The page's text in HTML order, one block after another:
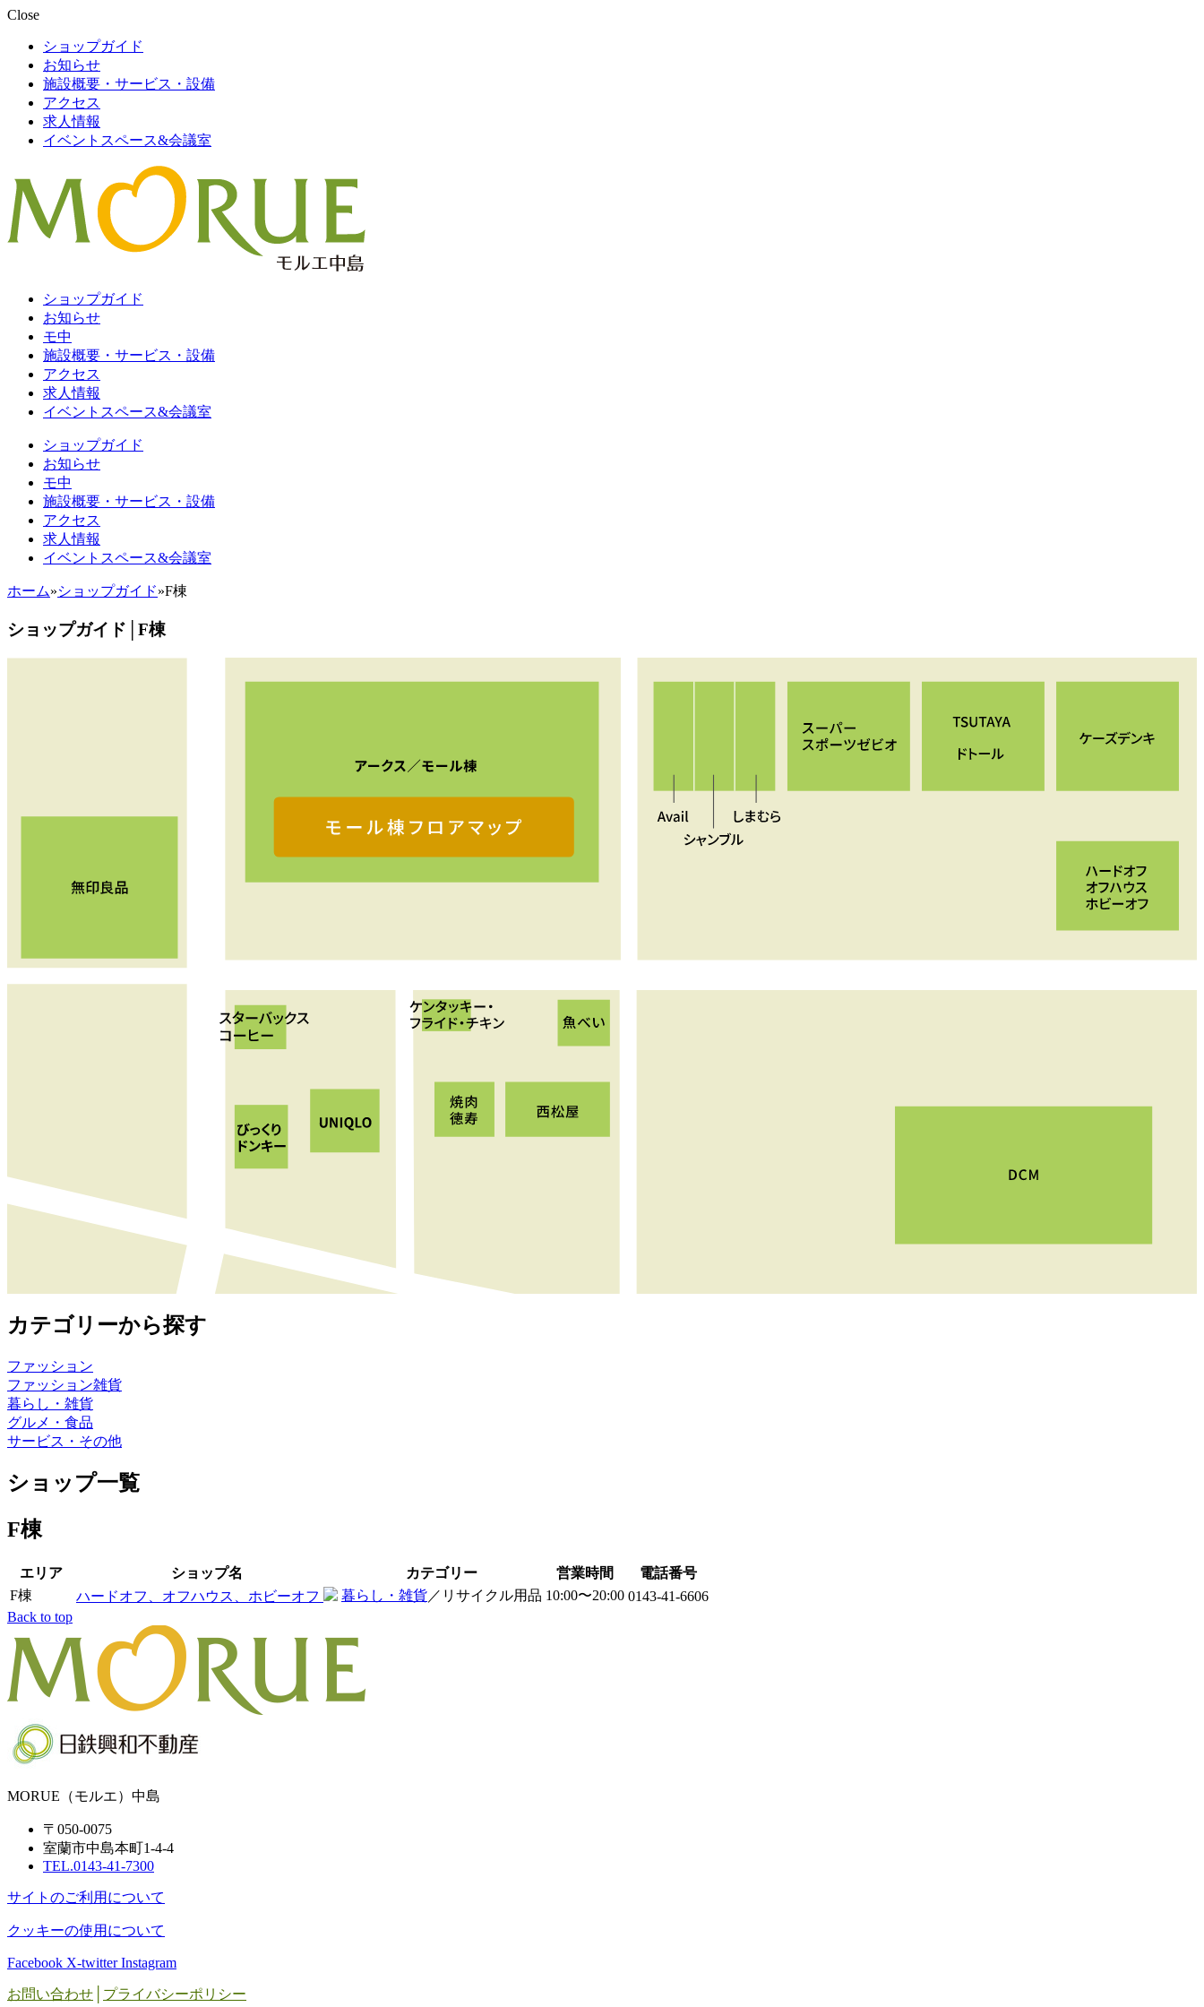
Close
ショップガイド
お知らせ
施設概要・サービス・設備
アクセス
求人情報
イベントスペース&会議室
ショップガイド
お知らせ
モ中
施設概要・サービス・設備
アクセス
求人情報
イベントスペース&会議室
ショップガイド
お知らせ
モ中
施設概要・サービス・設備
アクセス
求人情報
イベントスペース&会議室
ホーム»ショップガイド»F棟
ショップガイド│F棟
カテゴリーから探す
ファッション
ファッション雑貨
暮らし・雑貨
グルメ・食品
サービス・その他
ショップ一覧
F棟
エリア ショップ名 カテゴリー 営業時間
電話番号
F棟
ハードオフ、オフハウス、ホビーオフ 暮らし・雑貨／リサイクル用品 10:00〜20:00 0143-41-6606
Back to top
MORUE（モルエ）中島
〒050-0075
室蘭市中島本町1-4-4
TEL.0143-41-7300
サイトのご利用について
クッキーの使用について
Facebook X-twitter Instagram
お問い合わせ プライバシーポリシー